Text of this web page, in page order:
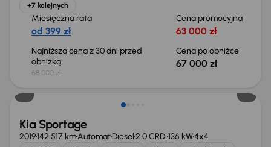
+7 kolejnych
Miesięczna rata
od 399 zł
Cena promocyjna
63 000 zł
Najniższa cena z 30 dni przed
obniżką
68 000 zł
Cena po obniżce
67 000 zł
Kia Sportage
2019142 517 kmAutomatDiesel2.0 CRDi136 kW4x4